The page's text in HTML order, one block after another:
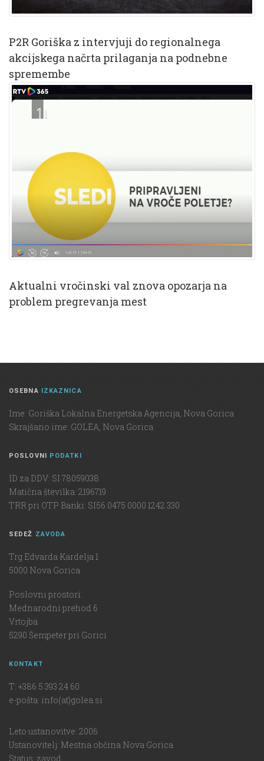
P2R Goriška z intervjuji do regionalnega
akcijskega načrta prilaganja na podnebne
spremembe
Aktualni vročinski val znova opozarja na
problem pregrevanja mest
OSEBNA IZKAZNICA
Ime: Goriška Lokalna Energetska Agencija, Nova Gorica
Skrajšano ime: GOLEA, Nova Gorica
POSLOVNI PODATKI
ID za DDV: SI 78059038
Matična številka: 2196719
TRR pri OTP Banki: SI56 0475 0000 1242 330
SEDEŽ ZAVODA
Trg Edvarda Kardelja 1
5000 Nova Gorica
Poslovni prostori:
Mednarodni prehod 6
Vrtojba
5290 Šempeter pri Gorici
KONTAKT
T: +386 5 393 24 60
e-pošta: info(at)golea.si
Leto ustanovitve: 2006
Ustanovitelj: Mestna občina Nova Gorica
Status: zavod